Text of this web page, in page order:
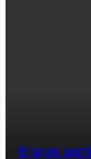
El gran